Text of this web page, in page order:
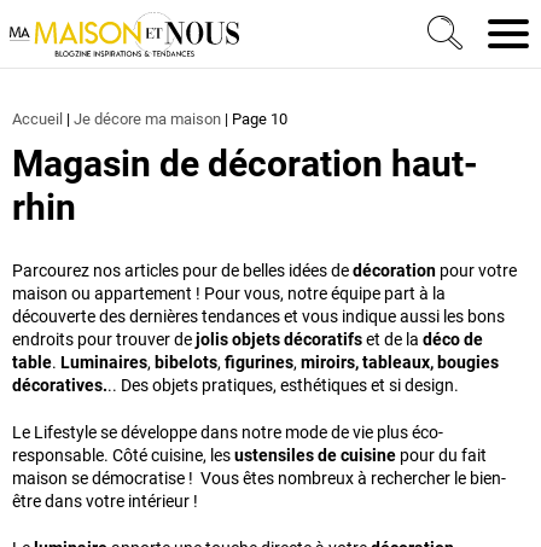
Ma Maison et Nous Construction, rénovation &
Accueil | Je décore ma maison | Page 10
Magasin de décoration haut-
rhin
Parcourez nos articles pour de belles idées dedécoration pour votre
maison ou appartement ! Pour vous, notre équipe part à la
découverte des dernières tendances et vous indique aussi les bons
endroits pour trouver dejolis objets décoratifset de la déco de
table. Luminaires, bibelots, figurines, miroirs, tableaux, bougies
décoratives... Des objets pratiques, esthétiques et si design.
Le Lifestyle se développe dans notre mode de vie plus éco-
responsable. Côté cuisine, lesustensiles de cuisine pour du fait
maison se démocratise ! Vous êtes nombreux à rechercher le bien-
être dans votre intérieur !